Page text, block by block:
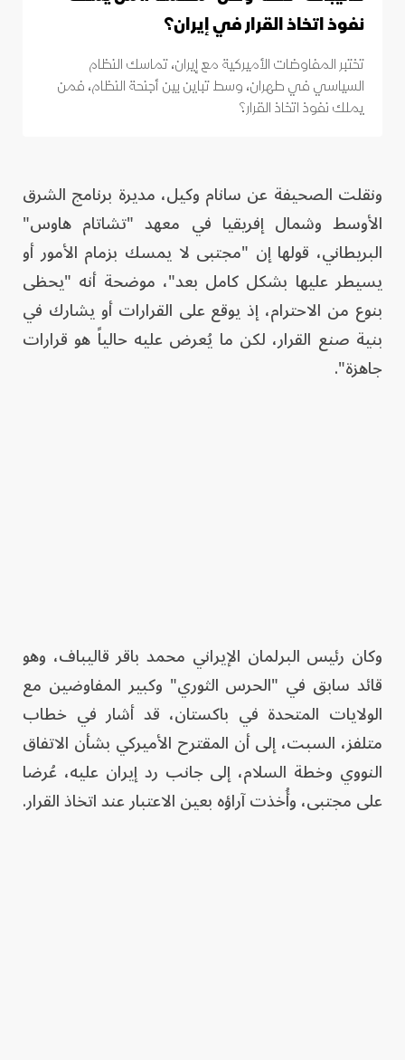
نفوذ اتخاذ القرار في إيران؟
تختبر المفاوضات الأميركية مع إيران، تماسك النظام
السياسي في طهران، وسط تباين بين أجنحة النظام، فمن
يملك نفوذ اتخاذ القرار؟
ونقلت الصحيفة عن سانام وكيل، مديرة برنامج الشرق
الأوسط وشمال إفريقيا في معهد "تشاتام هاوس"
البريطاني، قولها إن "مجتبى لا يمسك بزمام الأمور أو
يسيطر عليها بشكل كامل بعد"، موضحة أنه "يحظى
بنوع من الاحترام، إذ يوقع على القرارات أو يشارك في
بنية صنع القرار، لكن ما يُعرض عليه حالياً هو قرارات
جاهزة".
وكان رئيس البرلمان الإيراني محمد باقر قاليباف، وهو
قائد سابق في "الحرس الثوري" وكبير المفاوضين مع
الولايات المتحدة في باكستان، قد أشار في خطاب
متلفز، السبت، إلى أن المقترح الأميركي بشأن الاتفاق
النووي وخطة السلام، إلى جانب رد إيران عليه، عُرضا
على مجتبى، وأُخذت آراؤه بعين الاعتبار عند اتخاذ القرار.